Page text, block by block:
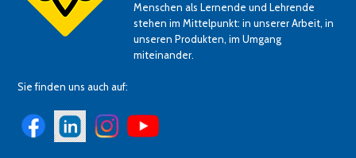
Menschen als Lernende und Lehrende
stehen im Mittelpunkt: in unserer Arbeit, in
unseren Produkten, im Umgang
miteinander.
Sie finden uns auch auf: